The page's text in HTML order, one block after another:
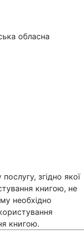
обласна
згідно якої
книгою, не
необхідно
книгою.